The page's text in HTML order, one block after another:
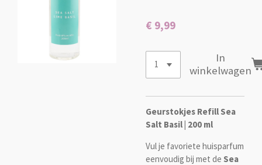
€ 9,99
In
winkelwagen
Geurstokjes Refill Sea
Salt Basil | 200 ml
Vul je favoriete huisparfum
eenvoudig bij met de Sea